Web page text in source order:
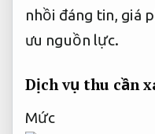
nhồi đáng tin, giá
ưu nguồn lực.
Dịch vụ thu cần